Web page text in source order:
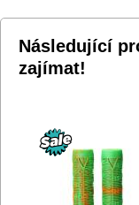
Následující
zajímat!